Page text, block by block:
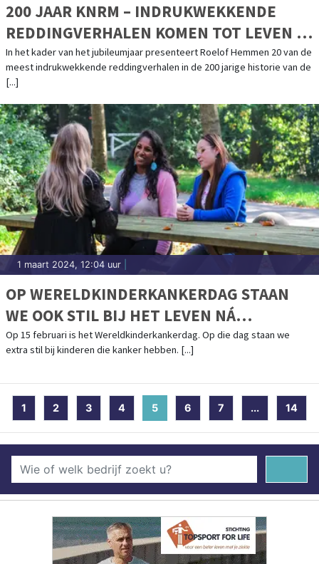
200 JAAR KNRM – INDRUKWEKKENDE
REDDINGVERHALEN KOMEN TOT LEVEN IN
PODCASTSERIE MET ROELOF HEMMEN
In het kader van het jubileumjaar presenteert Roelof Hemmen 20 van de
meest indrukwekkende reddingverhalen in de 200 jarige historie van de
[...]
1 maart 2024, 12:04 uur
OP WERELDKINDERKANKERDAG STAAN
WE OOK STIL BIJ HET LEVEN NÁ
KINDERKANKER
Op 15 februari is het Wereldkinderkankerdag. Op die dag staan we
extra stil bij kinderen die kanker hebben. [...]
1 2 3 4 5 (current)
6 7 ... 14